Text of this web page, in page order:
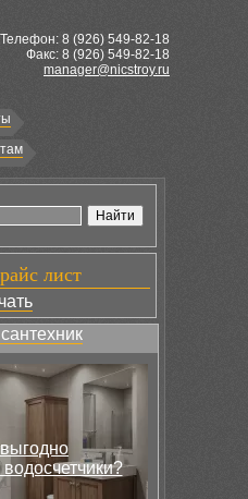
Телефон: 8 (926) 549-82-18
Факс: 8 (926) 549-82-18
manager@nicstroy.ru
лист